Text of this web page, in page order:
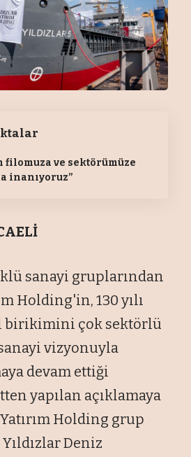
filomuza ve sektörümüze
inanıyoruz”
sanayi gruplarından
Holding'in, 130 yılı
birikimini çok sektörlü
vizyonuyla
devam ettiği
yapılan açıklamaya
Holding grup
Deniz